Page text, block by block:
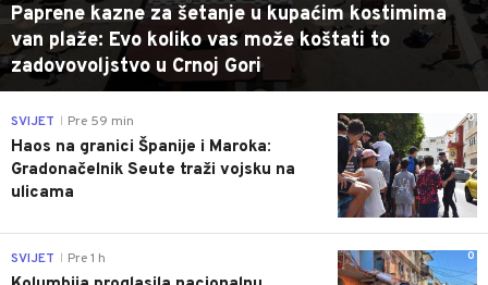
Paprene kazne za šetanje u kupaćim kostimima
van plaže: Evo koliko vas može koštati to
zadovovoljstvo u Crnoj Gori
0
SVIJET Pre 59 min
Haos na granici Španije i Maroka:
Gradonačelnik Seute traži vojsku na
ulicama
0
SVIJET Pre 1 h